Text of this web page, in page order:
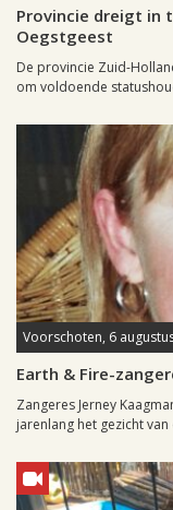
Provincie dreigt in
Oegstgeest
De provincie Zuid-
om voldoende
Voorschoten, 6
Earth & Fire-
Zangeres Jerney
jarenlang het gezicht van